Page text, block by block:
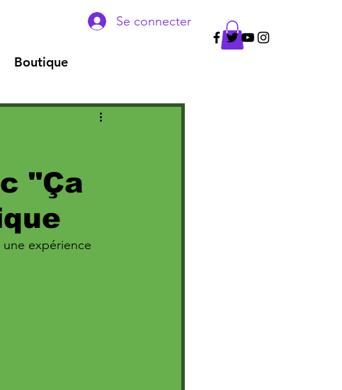
Se connecter
Boutique
"Ça
expérience